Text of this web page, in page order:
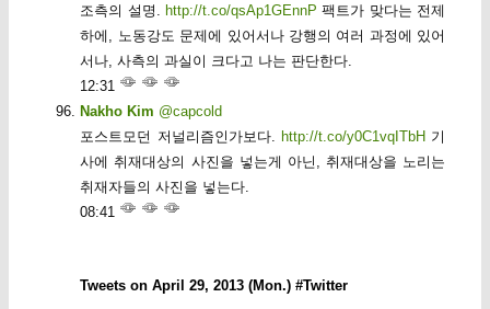
조측의 설명.
http://t.co/qsAp1GEnnP 팩트가 맞다는 전제
하에, 노동강도 문제에 있어서나 강행의 여러 과정에 있어
서나, 사측의 과실이 크다고 나는 판단한다.
12:31
Nakho Kim @capcold
포스트모던 저널리즘인가보다.
http://t.co/y0C1vqITbH 기
사에 취재대상의 사진을 넣는게 아닌, 취재대상을 노리는
취재자들의 사진을 넣는다.
08:41
Tweets on April 29, 2013 (Mon.) #Twitter